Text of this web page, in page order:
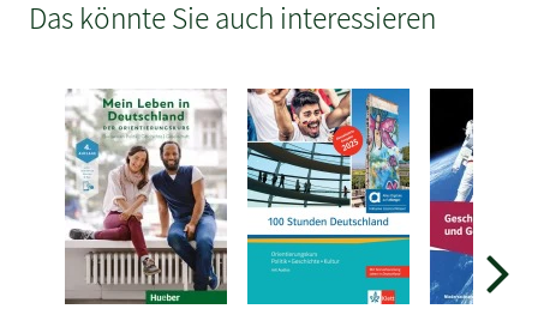
Das könnte Sie auch interessieren